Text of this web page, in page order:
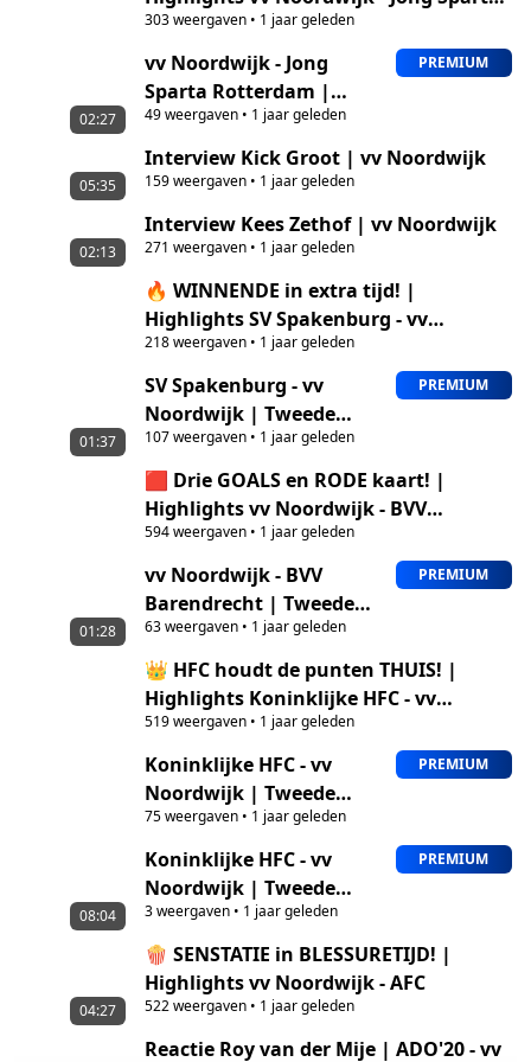
Rotterdam
303weergaven• 1 jaar geleden
vv Noordwijk - Jong
Sparta Rotterdam |
Tweede Divisie
49weergaven• 1 jaar geleden
PREMIUM
02:27
Interview Kick Groot | vv Noordwijk
159weergaven• 1 jaar geleden
05:35
Interview Kees Zethof | vv Noordwijk
271 weergaven• 1 jaar geleden
02:13
🔥 WINNENDE in extra tijd! |
Highlights SV Spakenburg - vv
Noordwijk
218weergaven• 1 jaar geleden
SV Spakenburg - vv
Noordwijk | Tweede
Divisie
107weergaven• 1 jaar geleden
PREMIUM
01:37
🟥 Drie GOALS en RODE kaart! |
Highlights vv Noordwijk - BVV
Barendrecht
594weergaven• 1 jaar geleden
vv Noordwijk - BVV
Barendrecht | Tweede
Divisie
63weergaven• 1 jaar geleden
PREMIUM
01:28
👑 HFC houdt de punten THUIS! |
Highlights Koninklijke HFC - vv
Noordwijk
519weergaven• 1 jaar geleden
Koninklijke HFC - vv
Noordwijk | Tweede
Divisie
75weergaven• 1 jaar geleden
PREMIUM
Koninklijke HFC - vv
Noordwijk | Tweede
Divisie
3weergaven• 1 jaar geleden
PREMIUM
08:04
🍿 SENSTATIE in BLESSURETIJD! |
Highlights vv Noordwijk - AFC
522weergaven• 1 jaar geleden
04:27
Reactie Roy van der Mije | ADO'20 - vv